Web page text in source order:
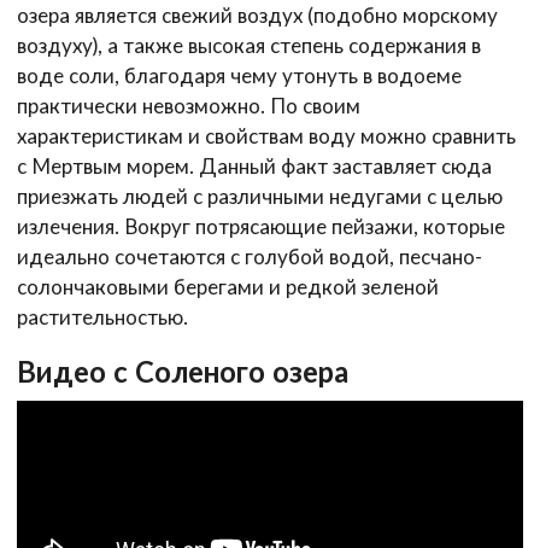
озера является свежий воздух (подобно морскому
воздуху), а также высокая степень содержания в
воде соли, благодаря чему утонуть в водоеме
практически невозможно. По своим
характеристикам и свойствам воду можно сравнить
с Мертвым морем. Данный факт заставляет сюда
приезжать людей с различными недугами с целью
излечения. Вокруг потрясающие пейзажи, которые
идеально сочетаются с голубой водой, песчано-
солончаковыми берегами и редкой зеленой
растительностью.
Видео с Соленого озера